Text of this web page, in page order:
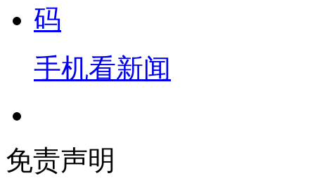
手机看新闻
免责声明